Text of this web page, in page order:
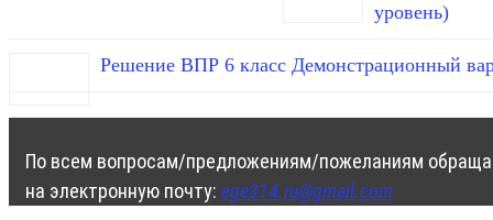
уровень)
Решение ВПР 6 класс Демонстрационный
По всем вопросам/предложениям/пожеланиям
на электронную почту: ege314.ru@gmail.com